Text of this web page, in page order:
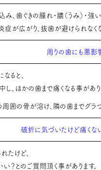
、歯ぐきの腫れ・膿（うみ）・強
症が広がり、抜歯が避けられなく
周りの歯にも悪影
ると、
、ほかの歯まで痛くなる事があり
囲の骨が溶け、隣の歯までグラつ
破折に気づいたけど痛くな
けど、
？とのご質問頂く事があります。